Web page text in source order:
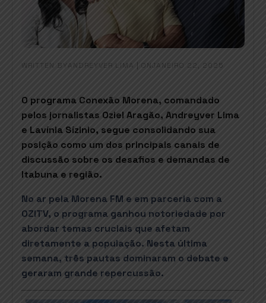
WRITTEN BYANDREYVER LIMA ONJANEIRO 22, 2025
O programa Conexão Morena, comandado
pelos jornalistas Oziel Aragão, Andreyver Lima
e Lavínia Sízinio, segue consolidando sua
posição como um dos principais canais de
discussão sobre os desafios e demandas de
Itabuna e região.
No ar pela Morena FM e em parceria com a
OZITV, o programa ganhou notoriedade por
abordar temas cruciais que afetam
diretamente a população. Nesta última
semana, três pautas dominaram o debate e
geraram grande repercussão.